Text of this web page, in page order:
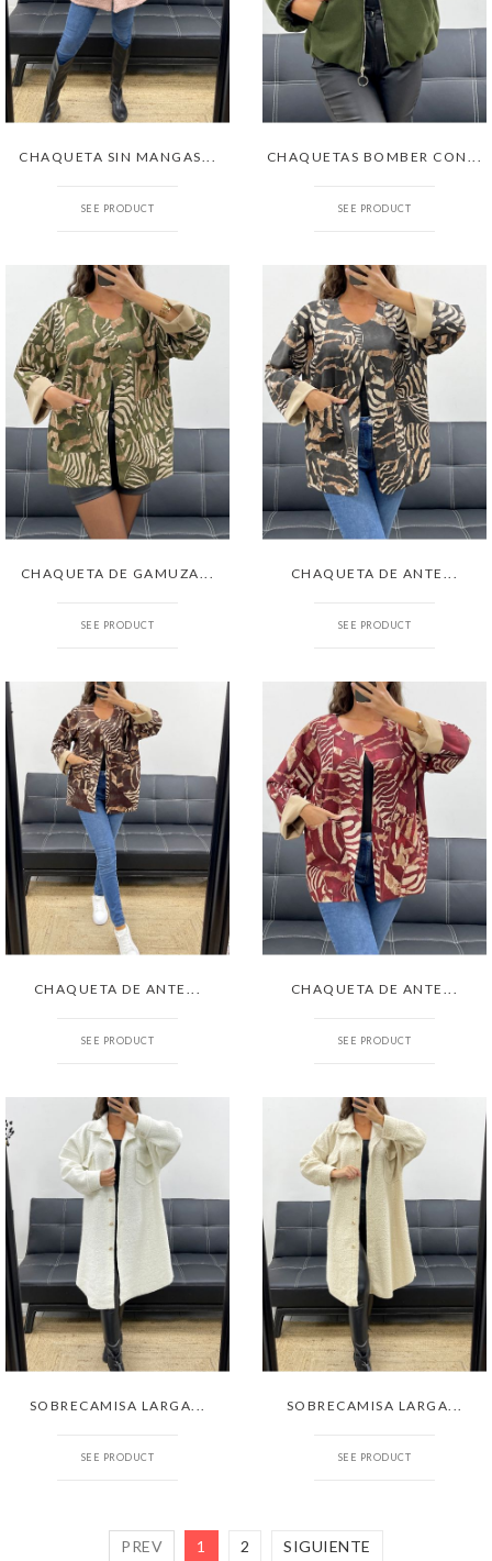
CHAQUETA SIN MANGAS...
SEE PRODUCT
CHAQUETAS BOMBER CON...
SEE PRODUCT
CHAQUETA DE GAMUZA...
SEE PRODUCT
CHAQUETA DE ANTE...
SEE PRODUCT
CHAQUETA DE ANTE...
SEE PRODUCT
CHAQUETA DE ANTE...
SEE PRODUCT
SOBRECAMISA LARGA...
SEE PRODUCT
SOBRECAMISA LARGA...
SEE PRODUCT
PREV 1 2 SIGUIENTE